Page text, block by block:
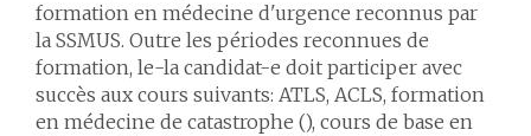
formation en médecine d'urgence reconnus par
la SSMUS. Outre les périodes reconnues de
formation, le-la candidat-e doit participer avec
succès aux cours suivants: ATLS, ACLS, formation
en médecine de catastrophe (), cours de base en